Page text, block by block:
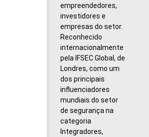
empreendedores,
investidores e
empresas do setor.
Reconhecido
internacionalmente
pela IFSEC Global, de
Londres, como um
dos principais
influenciadores
mundiais do setor
de segurança na
categoria
Integradores,